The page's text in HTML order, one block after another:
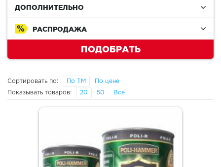
ДОПОЛНИТЕЛЬНО
РАСПРОДАЖА
ПОДОБРАТЬ
Сортировать по: По ТМ По цене
Показывать товаров: 20 50 Все